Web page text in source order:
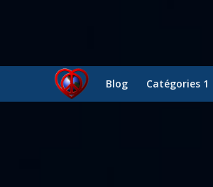
Blog Catégories 1